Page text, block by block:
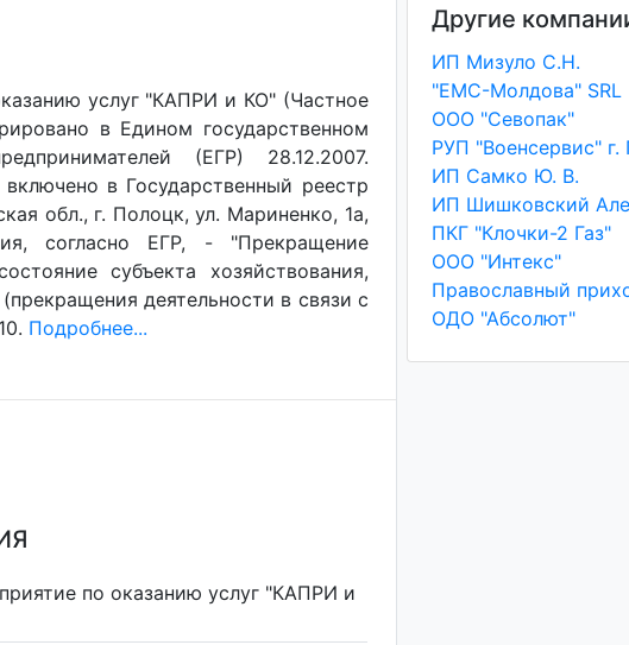
услуг "КАПРИ и КО" (Частное
в Едином государственном
(ЕГР) 28.12.2007.
в Государственный реестр
обл., г. Полоцк, ул. Мариненко, 1а,
согласно ЕГР, - "Прекращение
субъекта хозяйствования,
деятельности в связи с
Подробнее...
по оказанию услуг "КАПРИ и
Другие
ИП Мизуло С.Н.
"ЕМС-Молдова" SRL
ООО "Севопак"
ИП Самко Ю. В.
ПКГ "Клочки-2 Газ"
ООО "Интекс"
ОДО "Абсолют"